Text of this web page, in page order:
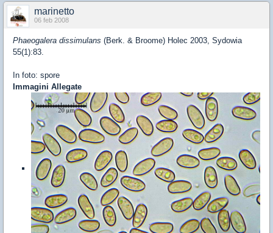
marinetto
06 feb 2008
Phaeogalera dissimulans (Berk. & Broome) Holec 2003, Sydowia
55(1):83.
In foto: spore
Immagini Allegate